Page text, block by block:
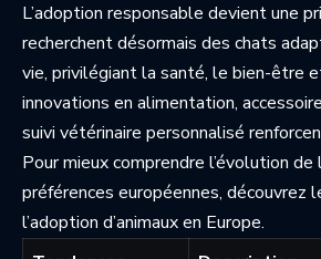
L’adoption responsable devient une
recherchent désormais des chats
vie, privilégiant la santé, le bien-être
innovations en alimentation,
suivi vétérinaire personnalisé
Pour mieux comprendre l’évolution
préférences européennes, découvrez
l’adoption d’animaux en Europe.